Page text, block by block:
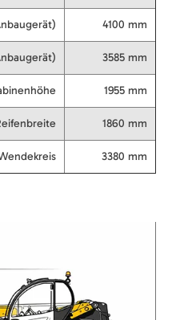
4100 mm
3585 mm
1955 mm
1860 mm
3380 mm